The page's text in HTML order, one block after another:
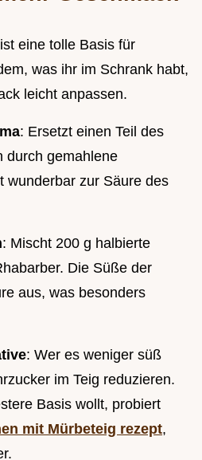
eine tolle Basis für
was ihr im Schrank habt,
leicht anpassen.
: Ersetzt einen Teil des
durch gemahlene
wunderbar zur Säure des
: Mischt 200 g halbierte
Die Süße der
aus, was besonders
: Wer es weniger süß
im Teig reduzieren.
Basis wollt, probiert
mit Mürbeteig rezept,